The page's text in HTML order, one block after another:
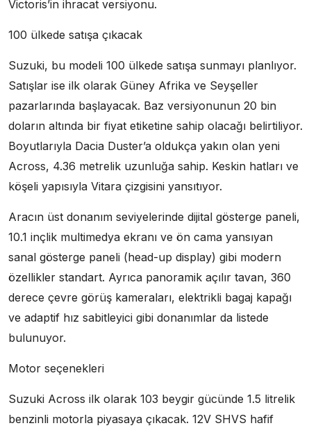
Victoris’in ihracat versiyonu.
100 ülkede satışa çıkacak
Suzuki, bu modeli 100 ülkede satışa sunmayı planlıyor.
Satışlar ise ilk olarak Güney Afrika ve Seyşeller
pazarlarında başlayacak. Baz versiyonunun 20 bin
doların altında bir fiyat etiketine sahip olacağı belirtiliyor.
Boyutlarıyla Dacia Duster’a oldukça yakın olan yeni
Across, 4.36 metrelik uzunluğa sahip. Keskin hatları ve
köşeli yapısıyla Vitara çizgisini yansıtıyor.
Aracın üst donanım seviyelerinde dijital gösterge paneli,
10.1 inçlik multimedya ekranı ve ön cama yansıyan
sanal gösterge paneli (head-up display) gibi modern
özellikler standart. Ayrıca panoramik açılır tavan, 360
derece çevre görüş kameraları, elektrikli bagaj kapağı
ve adaptif hız sabitleyici gibi donanımlar da listede
bulunuyor.
Motor seçenekleri
Suzuki Across ilk olarak 103 beygir gücünde 1.5 litrelik
benzinli motorla piyasaya çıkacak. 12V SHVS hafif